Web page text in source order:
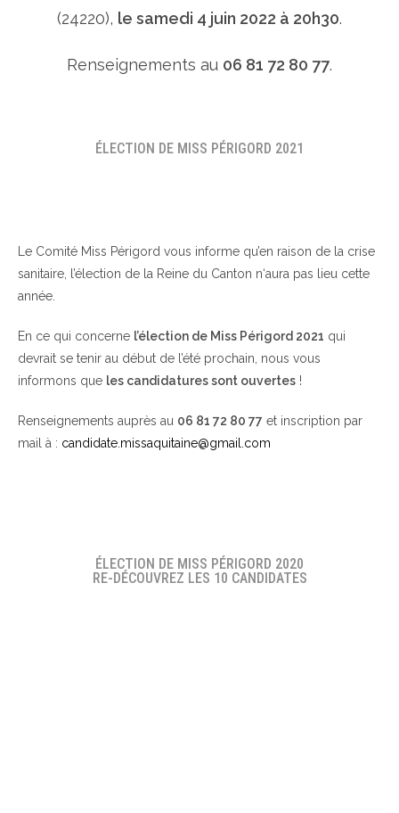
(24220), le samedi 4 juin 2022 à 20h30.
Renseignements au 06 81 72 80 77.
ÉLECTION DE MISS PÉRIGORD 2021
Le Comité Miss Périgord vous informe qu’en raison de la crise
sanitaire, l’élection de la Reine du Canton n‘aura pas lieu cette
année.
En ce qui concerne l’élection de Miss Périgord 2021 qui
devrait se tenir au début de l’été prochain, nous vous
informons que les candidatures sont ouvertes !
Renseignements auprès au 06 81 72 80 77 et inscription par
mail à : candidate.missaquitaine@gmail.com
ÉLECTION DE MISS PÉRIGORD 2020
RE-DÉCOUVREZ LES 10 CANDIDATES